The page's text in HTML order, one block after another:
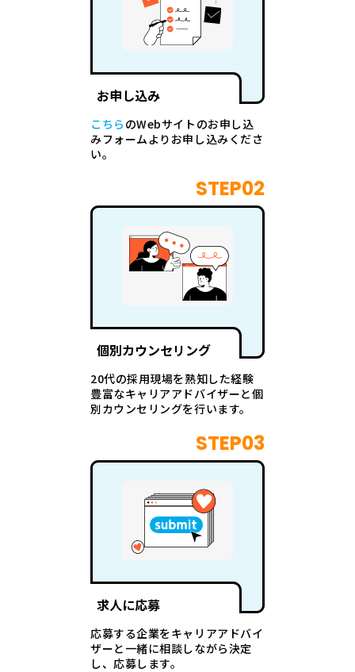
お申し込み
こちら のWebサイトのお申し込
みフォームよりお申し込みくださ
い。
STEP02
個別カウンセリング
20代の採用現場を熟知した経験
豊富なキャリアアドバイザーと個
別カウンセリングを行います。
STEP03
求人に応募
応募する企業をキャリアアドバイ
ザーと一緒に相談しながら決定
し、応募します。